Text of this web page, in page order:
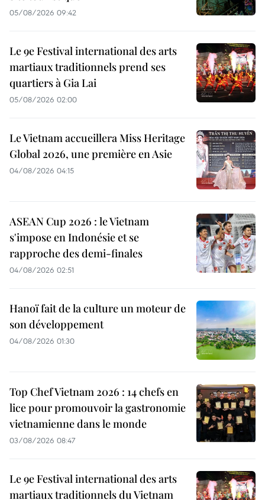
05/08/2026 09:42
Le 9e Festival international des arts
martiaux traditionnels prend ses
quartiers à Gia Lai
05/08/2026 02:00
Le Vietnam accueillera Miss Heritage
Global 2026, une première en Asie
04/08/2026 04:15
ASEAN Cup 2026 : le Vietnam
s'impose en Indonésie et se
rapproche des demi-finales
04/08/2026 02:51
Hanoï fait de la culture un moteur de
son développement
04/08/2026 01:30
Top Chef Vietnam 2026 : 14 chefs en
lice pour promouvoir la gastronomie
vietnamienne dans le monde
03/08/2026 08:47
Le 9e Festival international des arts
martiaux traditionnels du Vietnam